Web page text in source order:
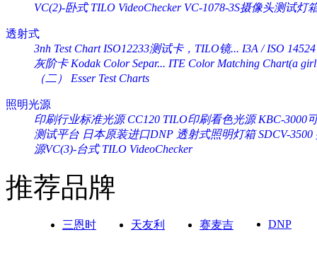
VC(2)-卧式 TILO VideoChecker VC-1078-3S摄像头测试灯
透射式
3nh Test Chart ISO12233测试卡，TILO镜... I3A / ISO
灰阶卡 Kodak Color Separ... ITE Color Matching Chart(a
（二） Esser Test Charts
照明光源
印刷行业标准光源 CC120 TILO印刷看色光源 KBC-3000
测试平台 日本原装进口DNP 透射式照明灯箱 SDCV-3500
源VC(3)-台式 TILO VideoChecker
推荐品牌
三恩时 天友利 赛麦吉 DNP